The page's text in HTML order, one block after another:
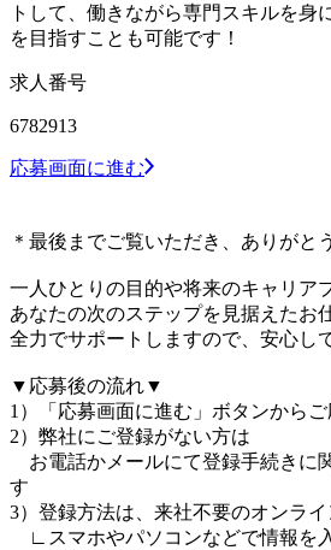
トして、働きながら専門スキルを身
を目指すことも可能です！
求人番号
6782913
応募画面に進む
＊最後までご覧いただき、ありがと
一人ひとりの目的や将来のキャリア
あなたの次のステップを見据えたお
全力でサポートしますので、安心し
▼応募後の流れ▼
1）「応募画面に進む」ボタンから
2）弊社にご登録がない方は
お電話かメールにて登録手続きに
す
3）登録方法は、来社不要のオンラ
∟スマホやパソコンなどで情報を